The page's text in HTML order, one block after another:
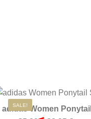
SALE!
adidas Women